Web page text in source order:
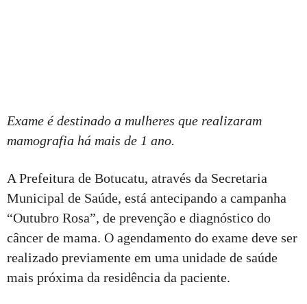
Exame é destinado a mulheres que realizaram
mamografia há mais de 1 ano.
A Prefeitura de Botucatu, através da Secretaria
Municipal de Saúde, está antecipando a campanha
“Outubro Rosa”, de prevenção e diagnóstico do
câncer de mama. O agendamento do exame deve ser
realizado previamente em uma unidade de saúde
mais próxima da residência da paciente.